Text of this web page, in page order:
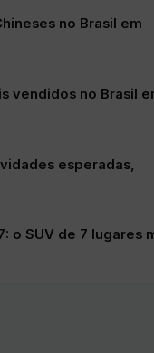
no Brasil em
vendidos no Brasil
esperadas,
o SUV de 7 lugares